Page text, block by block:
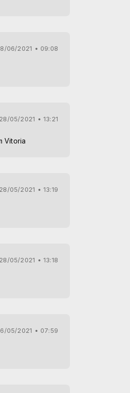
06/2021 • 09:08
28/05/2021 • 13:21
Vitoria
28/05/2021 • 13:19
28/05/2021 • 13:18
05/2021 • 07:59